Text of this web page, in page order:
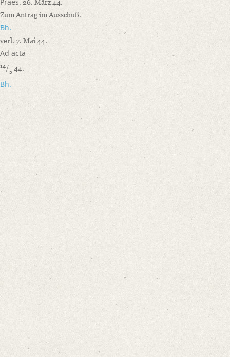
26. März 44.
Zum Antrag im Ausschuß.
Bh.
verl. 7. Mai 44.
Ad acta
14/5 44.
Bh.